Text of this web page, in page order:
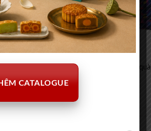
Ballantine’s Finest 700ml – Hộp quà
CATALOGUE